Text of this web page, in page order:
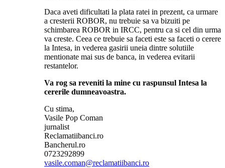
Daca aveti dificultati la plata ratei in prezent, ca urmare
a cresterii ROBOR, nu trebuie sa va bizuiti pe
schimbarea ROBOR in IRCC, pentru ca si cel din urma
va creste. Ceea ce trebuie sa faceti este sa faceti o cerere
la Intesa, in vederea gasirii uneia dintre solutiile
mentionate mai sus de banca, in vederea evitarii
restantelor.
Va rog sa reveniti la mine cu raspunsul Intesa la
cererile dumneavoastra.
Cu stima,
Vasile Pop Coman
jurnalist
Reclamatiibanci.ro
Bancherul.ro
0723292899
vasile.coman@reclamatiibanci.ro